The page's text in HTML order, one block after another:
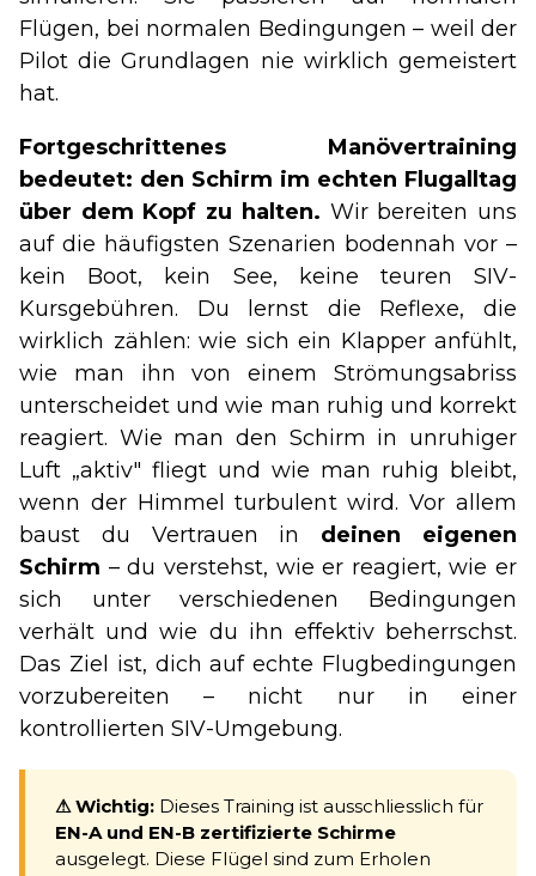
Flügen, bei normalen Bedingungen – weil der
Pilot die Grundlagen nie wirklich gemeistert
hat.
Fortgeschrittenes Manövertraining
bedeutet: den Schirm im echten Flugalltag
über dem Kopf zu halten. Wir bereiten uns
auf die häufigsten Szenarien bodennah vor –
kein Boot, kein See, keine teuren SIV-
Kursgebühren. Du lernst die Reflexe, die
wirklich zählen: wie sich ein Klapper anfühlt,
wie man ihn von einem Strömungsabriss
unterscheidet und wie man ruhig und korrekt
reagiert. Wie man den Schirm in unruhiger
Luft „aktiv" fliegt und wie man ruhig bleibt,
wenn der Himmel turbulent wird. Vor allem
baust du Vertrauen in deinen eigenen
Schirm – du verstehst, wie er reagiert, wie er
sich unter verschiedenen Bedingungen
verhält und wie du ihn effektiv beherrschst.
Das Ziel ist, dich auf echte Flugbedingungen
vorzubereiten – nicht nur in einer
kontrollierten SIV-Umgebung.
⚠ Wichtig: Dieses Training ist ausschliesslich für
EN-A und EN-B zertifizierte Schirme
ausgelegt. Diese Flügel sind zum Erholen